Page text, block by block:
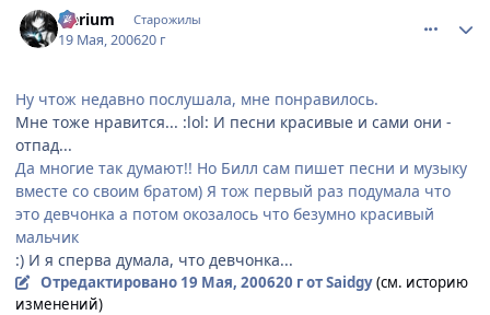
Nerium Старожилы
19 Мая, 200620 г
Ну чтож недавно послушала, мне понравилось.
Мне тоже нравится... :lol: И песни красивые и сами они -
отпад...
Да многие так думают!! Но Билл сам пишет песни и музыку
вместе со своим братом) Я тож первый раз подумала что
это девчонка а потом окозалось что безумно красивый
мальчик
:) И я сперва думала, что девчонка...
Отредактировано 19 Мая, 200620 гот Saidgy(см. историю
изменений)